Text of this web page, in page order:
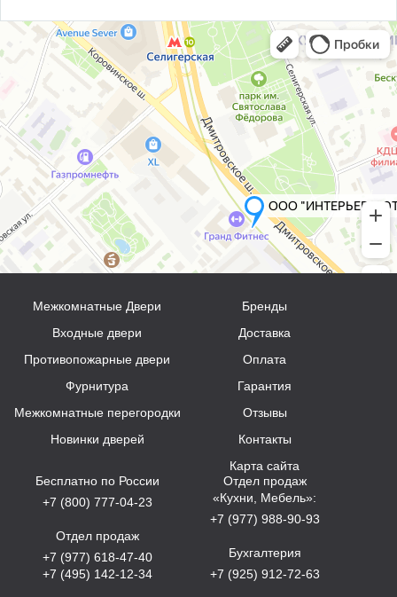
Межкомнатные Двери
Входные двери
Противопожарные двери
Фурнитура
Межкомнатные перегородки
Новинки дверей
Бренды
Доставка
Оплата
Гарантия
Отзывы
Контакты
Карта сайта
Бесплатно по России
+7 (800) 777-04-23
Отдел продаж
+7 (977) 618-47-40
+7 (495) 142-12-34
Отдел продаж
«Кухни, Мебель»:
+7 (977) 988-90-93
Бухгалтерия
+7 (925) 912-72-63